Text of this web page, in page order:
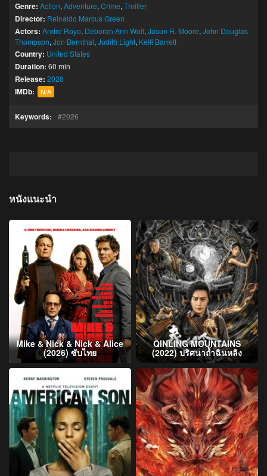
Genre: Action,Adventure,Crime,Thriller
Director: Reinaldo Marcus Green
Actors: Andre Royo, Deborah Ann Woll,Jason R. Moore,John Douglas
Thompson,Jon Bernthal,Judith Light, Kelli Barrett
Country: United States
Duration: 60 min
Release: 2026
IMDb: N/A
Keywords: 2026
หนังแนะนำ
Mike & Nick & Nick & Alice
(2026) ซับไทย
QINLING MOUNTAINS
(2022) ปริศนาถ้ำฉินหลิง